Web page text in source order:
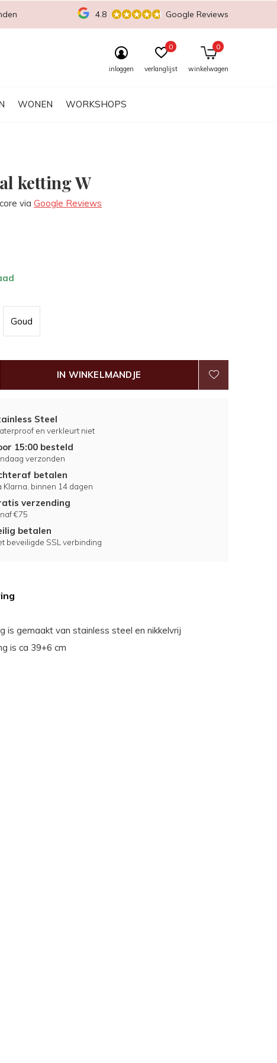
WONEN WORKSHOPS
inloggen verlanglijst
0
winkelwagen
0
4.8 Google Reviews
ketting W
via Google Reviews
Goud
IN WINKELMANDJE
Steel
en verkleurt niet
15:00 besteld
verzonden
betalen
Klarna, binnen 14 dagen
verzending
€75
betalen
beveiligde SSL verbinding
is gemaakt van stainless steel en nikkelvrij
is ca 39+6 cm